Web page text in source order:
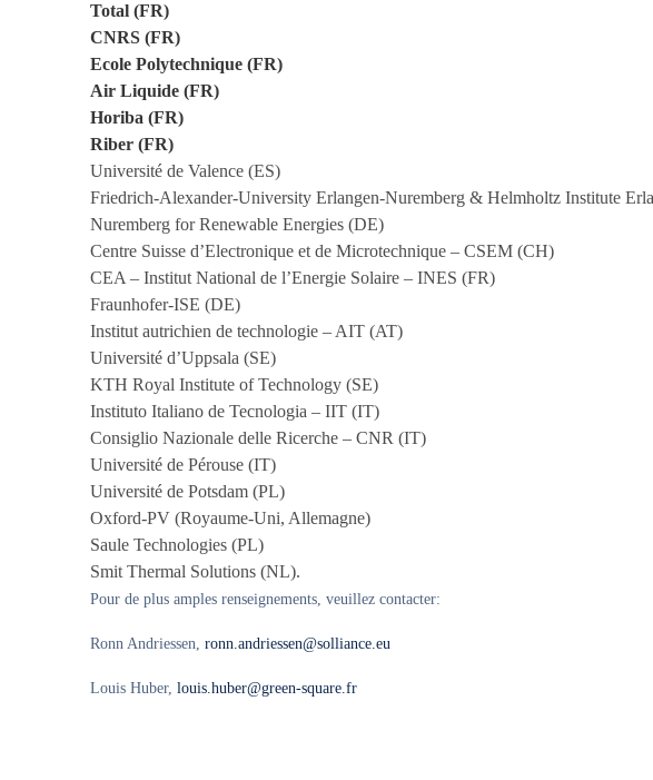
Total (FR)
CNRS (FR)
Ecole Polytechnique (FR)
Air Liquide (FR)
Horiba (FR)
Riber (FR)
Université de Valence (ES)
Friedrich-Alexander-University Erlangen-Nuremberg & Helmholtz Institute
Nuremberg for Renewable Energies (DE)
Centre Suisse d’Electronique et de Microtechnique – CSEM (CH)
CEA – Institut National de l’Energie Solaire – INES (FR)
Fraunhofer-ISE (DE)
Institut autrichien de technologie – AIT (AT)
Université d’Uppsala (SE)
KTH Royal Institute of Technology (SE)
Instituto Italiano de Tecnologia – IIT (IT)
Consiglio Nazionale delle Ricerche – CNR (IT)
Université de Pérouse (IT)
Université de Potsdam (PL)
Oxford-PV (Royaume-Uni, Allemagne)
Saule Technologies (PL)
Smit Thermal Solutions (NL).
Pour de plus amples renseignements, veuillez contacter:
Ronn Andriessen, ronn.andriessen@solliance.eu
Louis Huber, louis.huber@green-square.fr